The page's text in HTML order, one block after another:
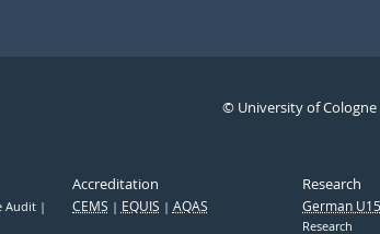
© University of Cologne
Audit
Accreditation
CEMS EQUIS AQAS
Research
German U15
Research